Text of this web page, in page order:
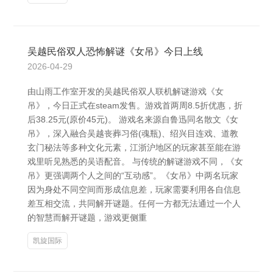
吴越民俗双人恐怖解谜《女吊》今日上线
2026-04-29
由山雨工作室开发的吴越民俗双人联机解谜游戏《女
吊》，今日正式在steam发售。游戏首两周8.5折优惠，折
后38.25元(原价45元)。 游戏名来源自鲁迅同名散文《女
吊》，深入融合吴越丧葬习俗(魂瓶)、绍兴目连戏、道教
玄门秘法等多种文化元素，江浙沪地区的玩家甚至能在游
戏里听见熟悉的吴语配音。 与传统的解谜游戏不同，《女
吊》更强调两个人之间的“互动感”。《女吊》中两名玩家
因为身处不同空间而形成信息差，玩家需要利用各自信息
差互相交流，共同解开谜题。任何一方都无法通过一个人
的智慧而解开谜题，游戏更侧重
凯旋国际